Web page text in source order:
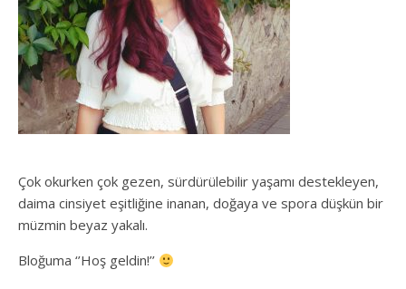
Çok okurken çok gezen, sürdürülebilir yaşamı destekleyen,
daima cinsiyet eşitliğine inanan, doğaya ve spora düşkün bir
müzmin beyaz yakalı.
Bloğuma ‘’Hoş geldin!’’